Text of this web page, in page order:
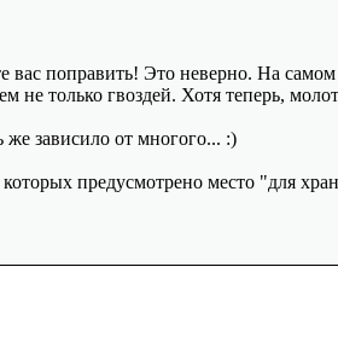
вас поправить! Это неверно. На
только гвоздей. Хотя теперь,
же зависило от многого... :)
предусмотрено место "для